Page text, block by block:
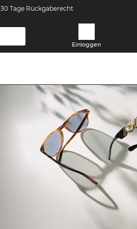
30 Tage Rückgaberecht
Einloggen